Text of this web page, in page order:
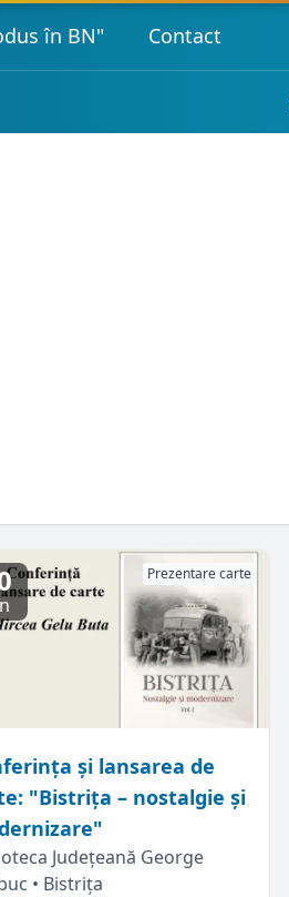
în BN" Contact
Prezentare carte
și lansarea de
"Bistrița – nostalgie și
Județeană George
• Bistrița